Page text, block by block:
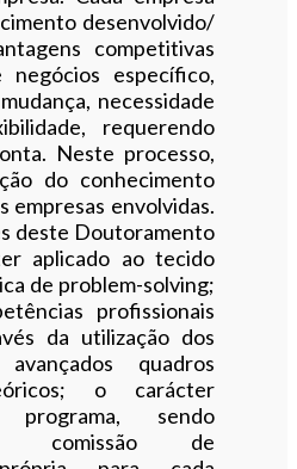
desenvolvido/
competitivas
específico,
necessidade
requerendo
Neste processo,
do conhecimento
empresas envolvidas.
deste Doutoramento
aplicado ao tecido
de problem-solving;
profissionais
da utilização dos
quadros
o carácter
programa, sendo
comissão de